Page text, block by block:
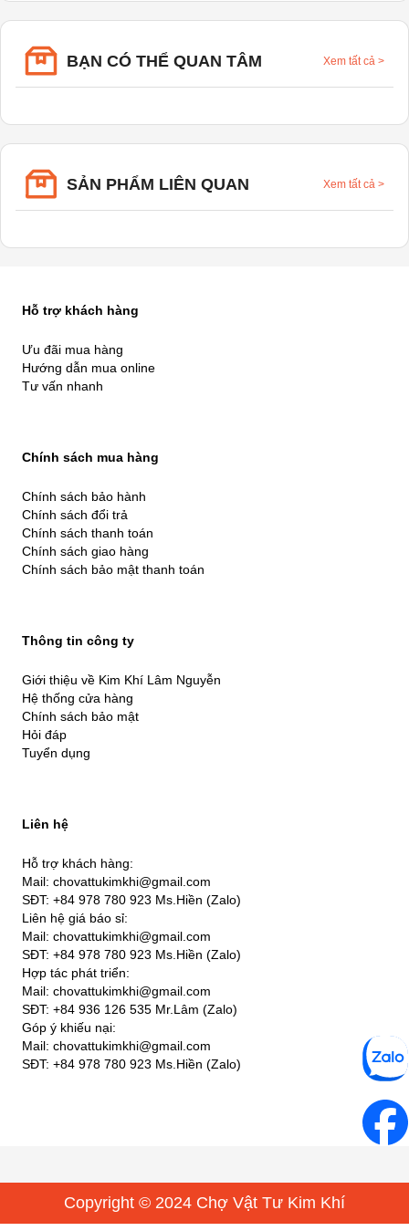
BẠN CÓ THỂ QUAN TÂM Xem tất cả >
SẢN PHẨM LIÊN QUAN Xem tất cả >
Hỗ trợ khách hàng
Ưu đãi mua hàng
Hướng dẫn mua online
Tư vấn nhanh
Chính sách mua hàng
Chính sách bảo hành
Chính sách đổi trả
Chính sách thanh toán
Chính sách giao hàng
Chính sách bảo mật thanh toán
Thông tin công ty
Giới thiệu về Kim Khí Lâm Nguyễn
Hệ thống cửa hàng
Chính sách bảo mật
Hỏi đáp
Tuyển dụng
Liên hệ
Hỗ trợ khách hàng:
Mail: chovattukimkhi@gmail.com
SĐT: +84 978 780 923 Ms.Hiền (Zalo)
Liên hệ giá báo sỉ:
Mail: chovattukimkhi@gmail.com
SĐT: +84 978 780 923 Ms.Hiền (Zalo)
Hợp tác phát triển:
Mail: chovattukimkhi@gmail.com
SĐT: +84 936 126 535 Mr.Lâm (Zalo)
Góp ý khiếu nại:
Mail: chovattukimkhi@gmail.com
SĐT: +84 978 780 923 Ms.Hiền (Zalo)
Copyright © 2024 Chợ Vật Tư Kim Khí